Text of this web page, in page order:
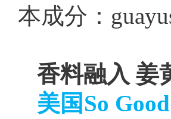
本成分：
香料融入 姜
美国So